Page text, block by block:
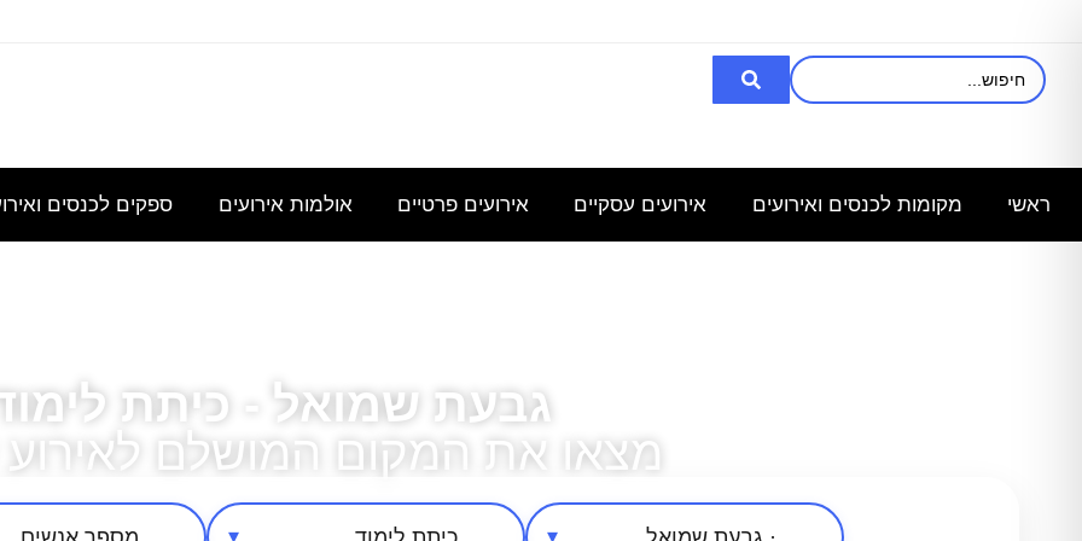
באולם/חלל
שבוע
ב-30.6.25
אולם/
ל-140
לצורך
להכיל עד
3000
לכ- 100
אולם/
כיתה
שתכיל
מחיר
בסיסית
עבור
הצעת
מחיר
לשם
עבור כנס
מנהלי
ראשי מקומות לכנסים ואירועים אירועים עסקיים אירועים פרטיים אולמות אירועים ספקים לכנסים
גבעת שמואל - כיתת
מצאו את המקום המושלם